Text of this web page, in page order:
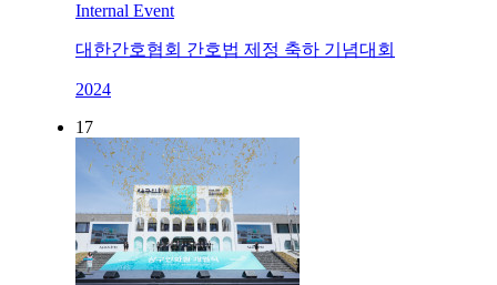
Internal Event
대한간호협회 간호법 제정 축하 기념대회
2024
17